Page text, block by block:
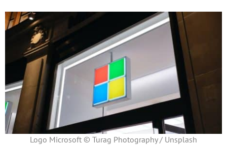
Logo Microsoft © Turag Photography / Unsplash